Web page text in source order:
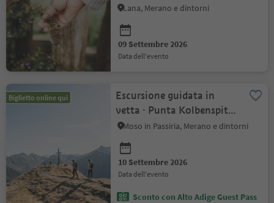
delle piante medicina...
Lana, Merano e dintorni
09 Settembre 2026
data dell'evento
Biglietto online qui
Escursione guidata in
vetta · Punta Kolbenspitze
(2868 m)
Moso in Passiria, Merano e dintorni
10 Settembre 2026
data dell'evento
Sconto con Alto Adige Guest Pass